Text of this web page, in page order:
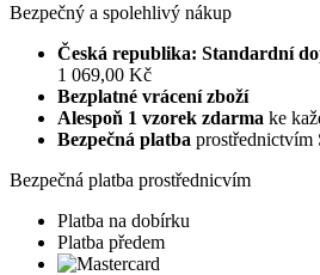
Bezpečný a spolehlivý nákup
Česká republika: Standardní
1 069,00 Kč
Bezplatné vrácení zboží
Alespoň 1 vzorek zdarma ke
Bezpečná platba prostřednictvím
Bezpečná platba prostřednicvím
Platba na dobírku
Platba předem